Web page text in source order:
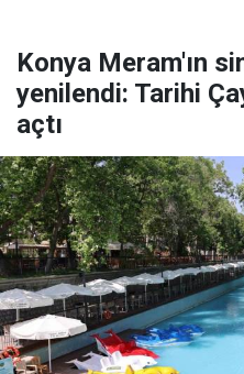
Konya Meram'ın
yenilendi: Tarihi
açtı